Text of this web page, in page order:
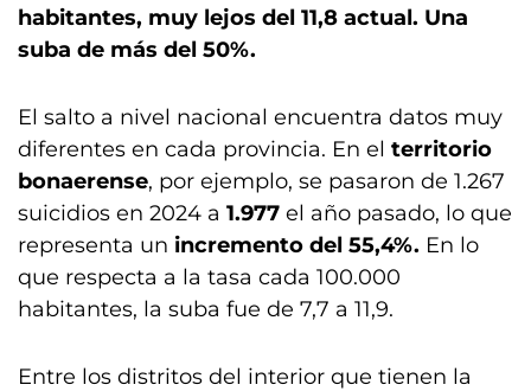
habitantes, muy lejos del 11,8 actual. Una
suba de más del 50%.
El salto a nivel nacional encuentra datos muy
diferentes en cada provincia. En el territorio
bonaerense, por ejemplo, se pasaron de 1.267
suicidios en 2024 a 1.977 el año pasado, lo que
representa un incremento del 55,4%. En lo
que respecta a la tasa cada 100.000
habitantes, la suba fue de 7,7 a 11,9.
Entre los distritos del interior que tienen la